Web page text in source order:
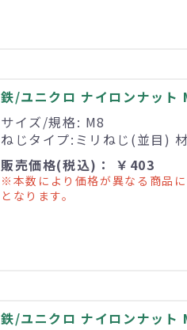
鉄/ユニクロ ナイロンナット
サイズ/規格: M8
ねじタイプ:ミリねじ(並目)
販売価格(税込)： ￥403
※本数により価格が異なる商品
となります。
鉄/ユニクロ ナイロンナット